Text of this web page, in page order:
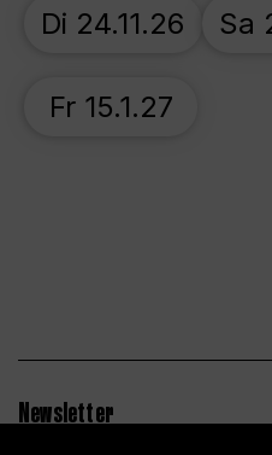
Di 24.11.26 Sa
Fr 15.1.27
Newsletter